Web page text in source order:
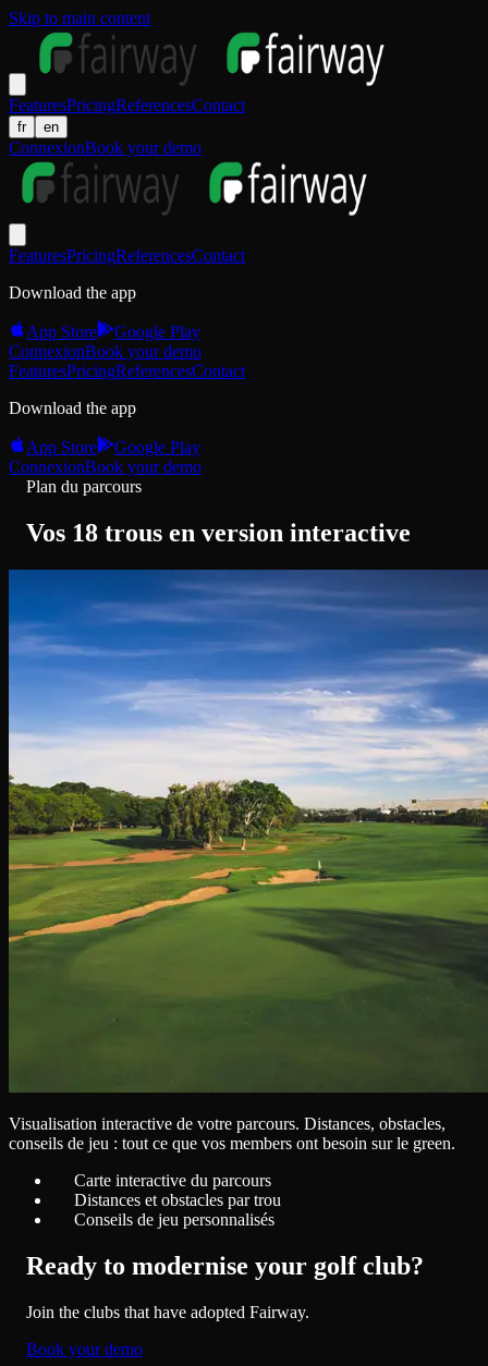
Skip to main content
FeaturesPricingReferencesContact
fr en
ConnexionBook your demo
FeaturesPricingReferencesContact
Download the app
App Store
Google Play
ConnexionBook your demo
FeaturesPricingReferencesContact
Download the app
App Store
Google Play
ConnexionBook your demo
Plan du parcours
Vos 18 trous en version interactive
Visualisation interactive de votre parcours. Distances, obstacles,
conseils de jeu : tout ce que vos members ont besoin sur le green.
Carte interactive du parcours
Distances et obstacles par trou
Conseils de jeu personnalisés
Ready to modernise your golf club?
Join the clubs that have adopted Fairway.
Book your demo